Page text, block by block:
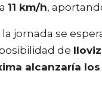
11 km/h,
jornada se
de
alcanzaría los